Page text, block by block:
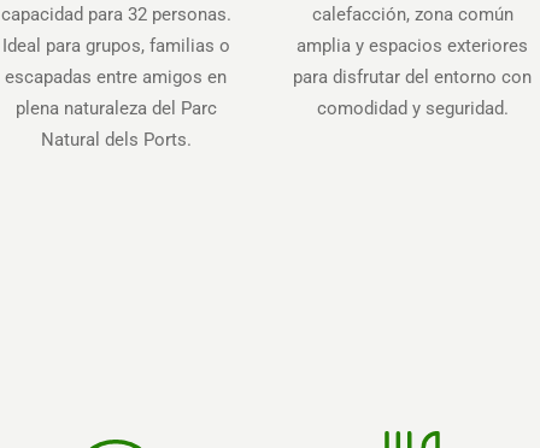
capacidad para 32 personas.
Ideal para grupos, familias o
escapadas entre amigos en
plena naturaleza del Parc
Natural dels Ports.
calefacción, zona común
amplia y espacios exteriores
para disfrutar del entorno con
comodidad y seguridad.